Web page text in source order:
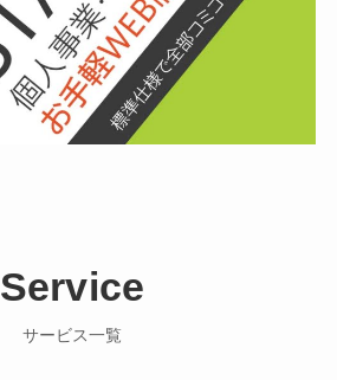
Service
サービス一覧